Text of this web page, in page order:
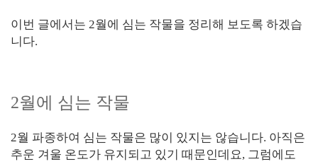
이번 글에서는 2월에 심는 작물을 정리해 보도록 하겠습
니다.
2월에 심는 작물
2월 파종하여 심는 작물은 많이 있지는 않습니다. 아직은
추운 겨울 온도가 유지되고 있기 때문인데요, 그럼에도